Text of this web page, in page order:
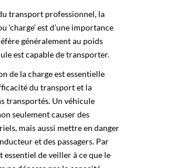
transport professionnel, la
‘charge’ est d’une importance
généralement au poids
est capable de transporter.
de la charge est essentielle
du transport et la
transportés. Un véhicule
seulement causer des
mais aussi mettre en danger
et des passagers. Par
essentiel de veiller à ce que le